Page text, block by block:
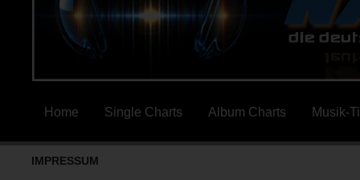
Home Single Charts Album Charts Musik-
IMPRESSUM